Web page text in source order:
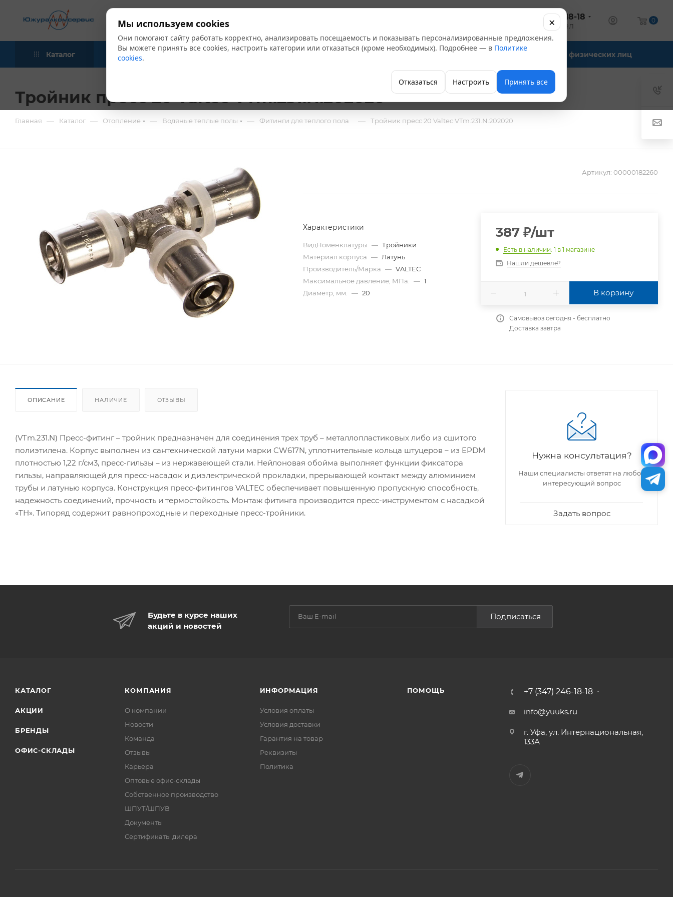
+7 (347) 246-18-18
оптовый отдел
0
Каталог Акции Бренды Компания Офис-склады Для физических лиц
Тройник пресс 20 Valtec VTm.231.N.202020
Главная — Каталог — Отопление — Водяные теплые полы — Фитинги для теплого пола — Тройник пресс 20 Valtec VTm.231.N.202020
Артикул: 00000182260
Характеристики
ВидНоменклатуры — Тройники
Материал корпуса — Латунь
Производитель/Марка — VALTEC
Максимальное давление, МПа.
— 1
Диаметр, мм.
— 20
387₽/шт
Есть в наличии: 1 в 1 магазине
Нашли дешевле?
В корзину
Самовывоз сегодня - бесплатно
Доставка завтра
ОПИСАНИЕ НАЛИЧИЕ ОТЗЫВЫ
(VTm.231.N) Пресс-фитинг – тройник предназначен для соединения трех труб – металлопластиковых либо из сшитого
полиэтилена. Корпус выполнен из сантехнической латуни марки CW617N, уплотнительные кольца штуцеров – из EPDM
плотностью 1,22 г/см3, пресс-гильзы – из нержавеющей стали. Нейлоновая обойма выполняет функции фиксатора
гильзы, направляющей для пресс-насадок и диэлектрической прокладки, прерывающей контакт между алюминием
трубы и латунью корпуса. Конструкция пресс-фитингов VALTEC обеспечивает повышенную пропускную способность,
надежность соединений, прочность и термостойкость. Монтаж фитинга производится пресс-инструментом с насадкой
«ТН». Типоряд содержит равнопроходные и переходные пресс-тройники.
Нужна консультация?
Наши специалисты ответят на любой
интересующий вопрос
Задать вопрос
Будьте в курсе наших
акций и новостей
Подписаться
КАТАЛОГ
АКЦИИ
БРЕНДЫ
ОФИС-СКЛАДЫ
КОМПАНИЯ
О компании
Новости
Команда
Отзывы
Карьера
Оптовые офис-склады
Собственное производство
ШПУТ/ШПУВ
Документы
Сертификаты дилера
ИНФОРМАЦИЯ
Условия оплаты
Условия доставки
Гарантия на товар
Реквизиты
Политика
ПОМОЩЬ +7 (347) 246-18-18
info@yuuks.ru
г. Уфа, ул. Интернациональная,
133А
Мы используем cookies
Они помогают сайту работать корректно, анализировать посещаемость и показывать персонализированные предложения.
Вы можете принять все cookies, настроить категории или отказаться (кроме необходимых). Подробнее — в Политике
cookies.
Отказаться Настроить Принять все
×